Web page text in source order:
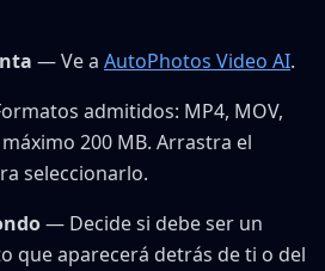
— Ve a AutoPhotos Video AI.
admitidos: MP4, MOV,
200 MB. Arrastra el
seleccionarlo.
— Decide si debe ser un
que aparecerá detrás de ti o del